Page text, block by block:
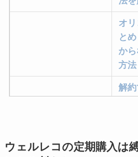
オ
と
か
方法
解
解約
ウェルレコの定期購入は